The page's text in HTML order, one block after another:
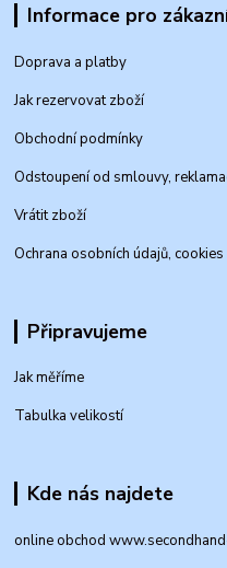
Informace pro
Doprava a platby
Jak rezervovat zboží
Obchodní podmínky
Odstoupení od smlouvy,
Vrátit zboží
Ochrana osobních údajů, cookies
Připravujeme
Jak měříme
Tabulka velikostí
Kde nás najdete
online obchod